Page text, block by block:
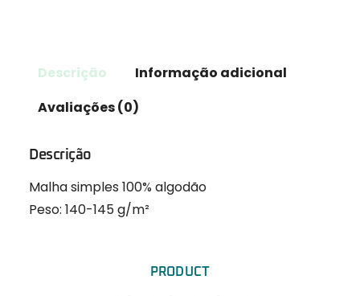
Descrição
Informação adicional
Avaliações (0)
Descrição
Malha simples 100% algodão
Peso: 140-145 g/m²
PRODUCT